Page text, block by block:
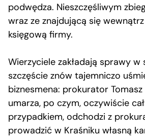
podwędza. Nieszczęśliwym
wraz ze znajdującą się
księgową firmy.
Wierzyciele zakładają sprawy w
szczęście znów tajemniczo
biznesmena: prokurator
umarza, po czym, oczywiście
przypadkiem, odchodzi z
prowadzić w Kraśniku własną